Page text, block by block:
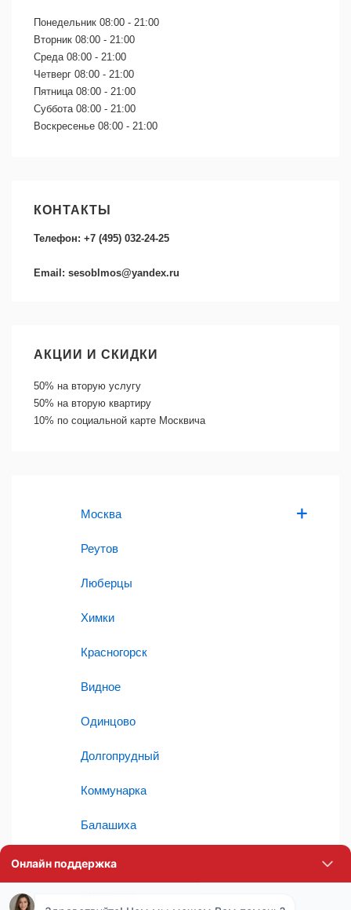
Понедельник 08:00 - 21:00
Вторник 08:00 - 21:00
Среда 08:00 - 21:00
Четверг 08:00 - 21:00
Пятница 08:00 - 21:00
Суббота 08:00 - 21:00
Воскресенье 08:00 - 21:00
КОНТАКТЫ
Телефон: +7 (495) 032-24-25
Email: sesoblmos@yandex.ru
АКЦИИ И СКИДКИ
50% на вторую услугу
50% на вторую квартиру
10% по социальной карте Москвича
Москва
Реутов
Люберцы
Химки
Красногорск
Видное
Одинцово
Долгопрудный
Коммунарка
Балашиха
Мытищи